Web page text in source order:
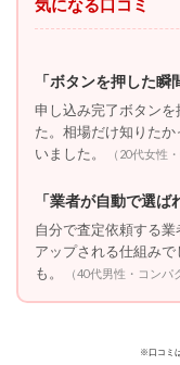
気になる口コミ
「ボタンを押した瞬
申し込み完了ボタン
た。相場だけ知りた
いました。
（20代女性
「業者が自動で選ば
自分で査定依頼する
アップされる仕組み
も。
（40代男性・コンパ
※口コミ